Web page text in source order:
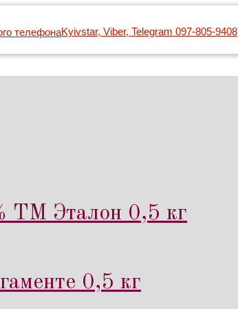
Kyivstar, Viber, Telegram 097-805-9408
ТМ Эталон 0,5 кг
0,5 кг